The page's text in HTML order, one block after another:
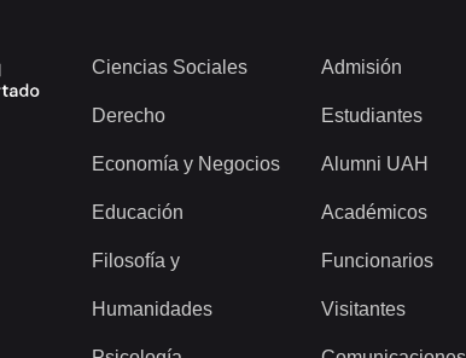
Ciencias Sociales
Derecho
Economía y Negocios
Educación
Filosofía y
Humanidades
Admisión
Estudiantes
Alumni UAH
Académicos
Funcionarios
Visitantes